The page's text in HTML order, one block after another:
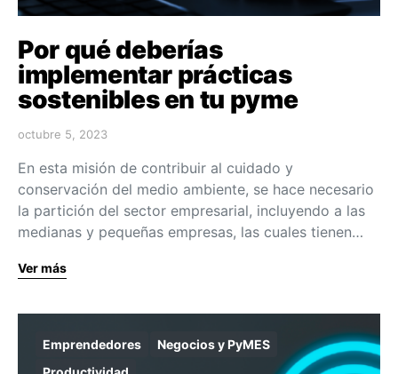
Por qué deberías
implementar prácticas
sostenibles en tu pyme
octubre 5, 2023
En esta misión de contribuir al cuidado y
conservación del medio ambiente, se hace necesario
la partición del sector empresarial, incluyendo a las
medianas y pequeñas empresas, las cuales tienen…
Ver más
Emprendedores
Negocios y PyMES